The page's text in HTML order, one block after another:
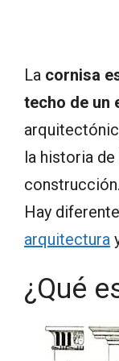
La cornisa
techo de un
la historia
construcción.
Hay
arquitectura
¿Qué